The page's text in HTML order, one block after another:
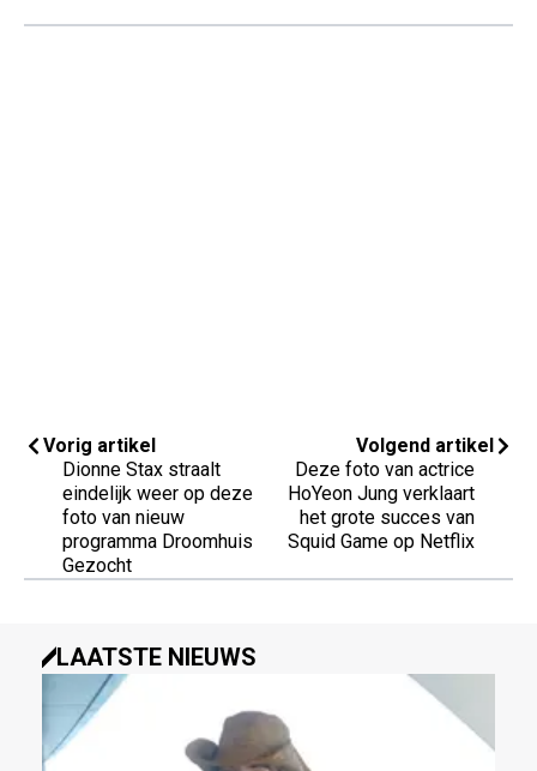
Vorig artikel
Dionne Stax straalt
eindelijk weer op deze
foto van nieuw
programma Droomhuis
Gezocht
Volgend artikel
Deze foto van actrice
HoYeon Jung verklaart
het grote succes van
Squid Game op Netflix
LAATSTE NIEUWS